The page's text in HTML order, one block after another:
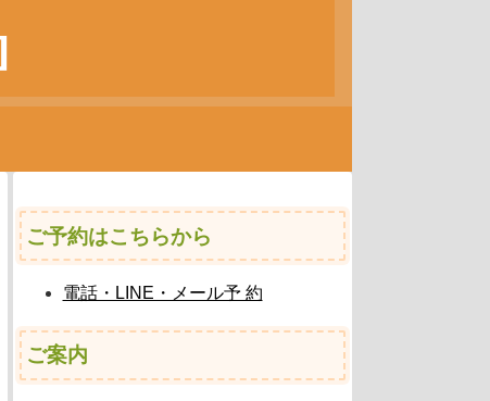
ご予約はこちらから
電話・LINE・メール予 約
ご案内